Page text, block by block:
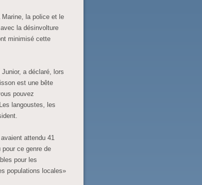
la police et le
la désinvolture
minimisé cette
a déclaré, lors
est une bête
pouvez
langoustes, les
attendu 41
pour ce genre de
pour les
populations locales»